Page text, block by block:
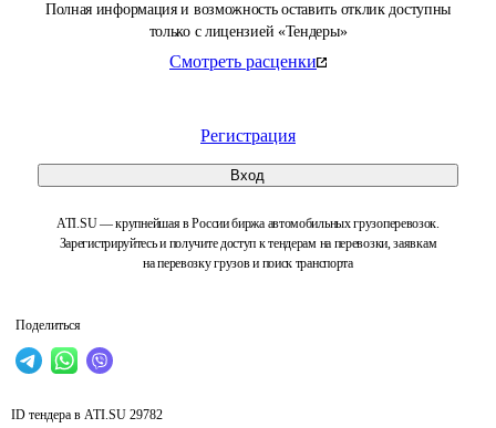
Полная информация и возможность оставить отклик доступны
только с лицензией «Тендеры»
Смотреть расценки
Регистрация
Вход
ATI.SU — крупнейшая в России биржа автомобильных грузоперевозок.
Зарегистрируйтесь и получите доступ к тендерам на перевозки, заявкам
на перевозку грузов и поиск транспорта
Поделиться
ID тендера в ATI.SU 29782